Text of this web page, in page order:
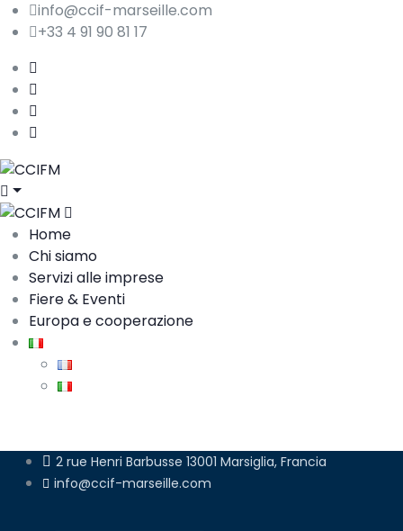
info@ccif-marseille.com
+33 4 91 90 81 17
Home
Chi siamo
Servizi alle imprese
Fiere & Eventi
Europa e cooperazione
2 rue Henri Barbusse 13001 Marsiglia, Francia
info@ccif-marseille.com